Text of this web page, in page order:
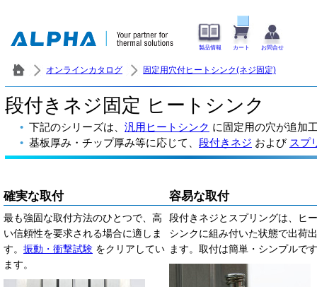
製品情報 カート お問合せ
オンラインカタログ 固定用穴付ヒートシンク(ネジ固定)
段付きネジ固定 ヒートシンク
下記のシリーズは、 汎用ヒートシンク に固定用の穴が追加
基板厚み・チップ厚み等に応じて、 段付きネジ および スプ
確実な取付
最も強固な取付方法のひとつで、高
い信頼性を要求される場合に適しま
す。 振動・衝撃試験 をクリアしてい
ます。
容易な取付
段付きネジとスプリングは、ヒ
シンクに組み付いた状態で出荷
ます。取付は簡単・シンプルで